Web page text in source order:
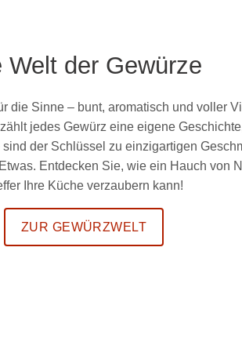
Welt der Gewürze
die Sinne – bunt, aromatisch und voller
jedes Gewürz eine eigene
der Schlüssel zu einzigartigen
Entdecken Sie, wie ein Hauch von
Ihre Küche verzaubern kann!
ZUR GEWÜRZWELT